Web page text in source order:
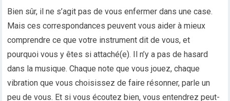
Bien sûr, il ne s’agit pas de vous enfermer dans une case.
Mais ces correspondances peuvent vous aider à mieux
comprendre ce que votre instrument dit de vous, et
pourquoi vous y êtes si attaché(e). Il n’y a pas de hasard
dans la musique. Chaque note que vous jouez, chaque
vibration que vous choisissez de faire résonner, parle un
peu de vous. Et si vous écoutez bien, vous entendrez peut-